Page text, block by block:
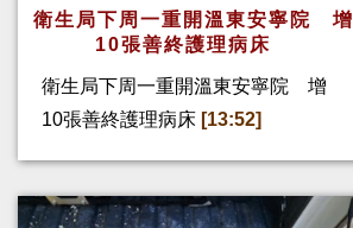
衛生局下周一重開溫東安寧院 增
10張善終護理病床
衛生局下周一重開溫東安寧院 增
10張善終護理病床 [13:52]